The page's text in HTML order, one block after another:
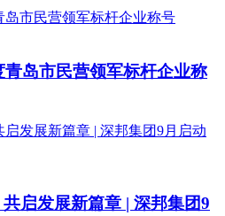
岛市民营领军标杆企业称
启发展新篇章 | 深邦集团9